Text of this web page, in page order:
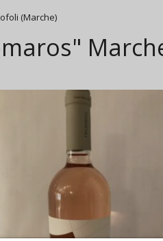
(Marche)